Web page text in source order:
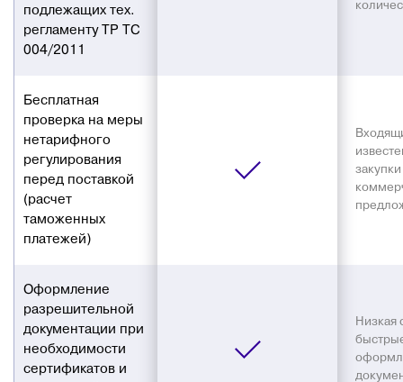
подлежащих тех.
регламенту ТР ТС
004/2011
Бесплатная
проверка на меры
нетарифного
регулирования
перед поставкой
(расчет
таможенных
платежей)
Оформление
разрешительной
документации при
необходимости
сертификатов и
Низкая